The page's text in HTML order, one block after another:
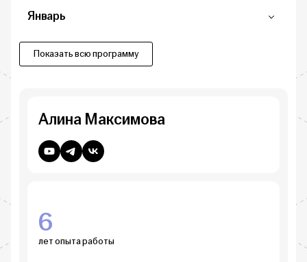
Январь
Показать всю программу
Алина Максимова
6
лет опыта работы